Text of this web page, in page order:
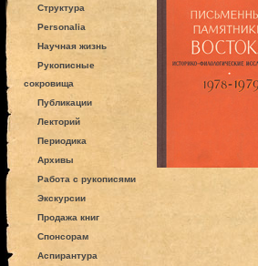
Структура
Personalia
Научная жизнь
Рукописные
сокровища
Публикации
Лекторий
Периодика
Архивы
Работа с рукописями
Экскурсии
Продажа книг
Спонсорам
Аспирантура